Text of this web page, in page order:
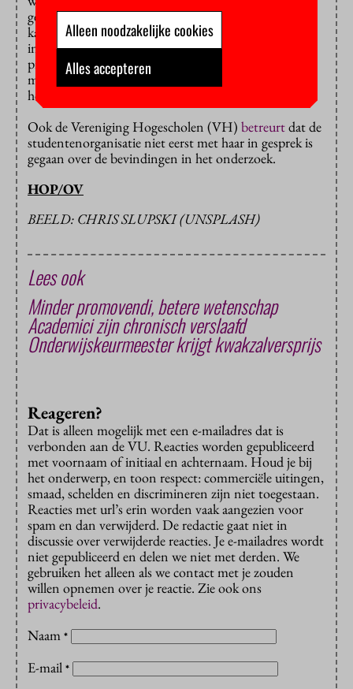
geïnformeerd zijn.” Gebeurt dat onvoldoende, dan
kan de NVAO de plannen afkeuren en lopen de
instellingen geld mis. Dat er, in het eerste jaar van dit
proces, groeipijnen zijn, begrijpt de VSNU. “Maar we
moeten vervolgens samen kijken waar dat aan ligt en
hoe we het beter kunnen doen.”
Ook de Vereniging Hogescholen (VH) betreurtdat de
studentenorganisatie niet eerst met haar in gesprek is
gegaan over de bevindingen in het onderzoek.
HOP/OV
BEELD: CHRIS SLUPSKI (UNSPLASH)
Lees ook
Minder promovendi, betere wetenschap
Academici zijn chronisch verslaafd
Onderwijskeurmeester krijgt kwakzalversprijs
Reageren?
Dat is alleen mogelijk met een e-mailadres dat is
verbonden aan de VU. Reacties worden gepubliceerd
met voornaam of initiaal en achternaam. Houd je bij
het onderwerp, en toon respect: commerciële uitingen,
smaad, schelden en discrimineren zijn niet toegestaan.
Reacties met url’s erin worden vaak aangezien voor
spam en dan verwijderd. De redactie gaat niet in
discussie over verwijderde reacties. Je e-mailadres wordt
niet gepubliceerd en delen we niet met derden. We
gebruiken het alleen als we contact met je zouden
willen opnemen over je reactie. Zie ook ons
privacybeleid.
Naam *
E-mail *
Alleen noodzakelijke cookies
Alles accepteren